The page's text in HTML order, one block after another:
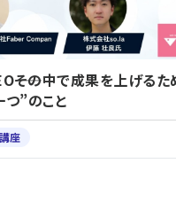
その中で成果を上げる
つ”のこと
座